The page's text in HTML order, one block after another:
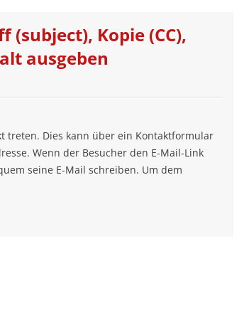
Kopie (CC),
ausgeben
treten. Dies kann über ein Kontaktformular
Wenn der Besucher den E-Mail-Link
seine E-Mail schreiben. Um dem